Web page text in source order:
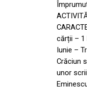
cărții – 1
Iunie –
Crăciun
unor